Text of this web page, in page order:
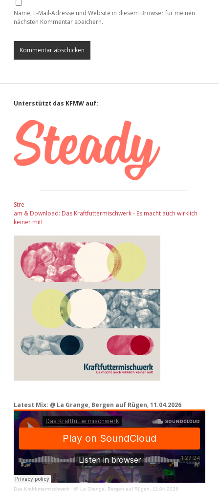
Name, E-Mail-Adresse und Website in diesem Browser für meinen
nächsten Kommentar speichern.
Sidebar
Unterstützt das KFMW auf:
Stre
am & Download: Das Kraftfuttermischwerk - Es macht auch wirklich
keiner mit!
Latest Mix: @ La Grange, Bergen auf Rügen, 11.04.2026
Das Kraftfuttermischwerk · @ La Grange, Bergen auf Rügen, 11.04.2026